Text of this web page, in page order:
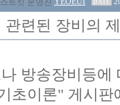
DATE
관련된 장비의
방송장비등에
초이론" 게시판